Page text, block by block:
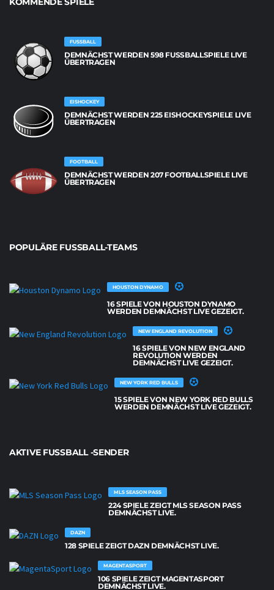
FUSSBALL
DEMNÄCHST WERDEN 598 FUSSBALLSPIELE LIVE Ü
BERTRAGEN
EISHOCKEY
DEMNÄCHST WERDEN 225 EISHOCKEYSPIELE LIVE
ÜBERTRAGEN
FOOTBALL
DEMNÄCHST WERDEN 207 FOOTBALLSPIELE LIVE
ÜBERTRAGEN
POPULÄRE FUSSBALL-TEAMS
HOUSTON DYNAMO
16 SPIELE VON HOUSTON DYNAMO
WERDEN DEMNÄCHST LIVE GEZEIGT.
NEW ENGLAND REVOLUTION
16 SPIELE VON NEW ENGLAND
REVOLUTION WERDEN
DEMNÄCHST LIVE GEZEIGT.
NEW YORK RED BULLS
15 SPIELE VON NEW YORK RED BULLS
WERDEN DEMNÄCHST LIVE GEZEIGT.
AKTIVE FUSSBALL -SENDER
MLS SEASON PASS
224 SPIELE ZEIGT MLS SEASON PASS
DEMNÄCHST LIVE.
DAZN
128 SPIELE ZEIGT DAZN DEMNÄCHST LIVE.
MAGENTASPORT
106 SPIELE ZEIGT MAGENTASPORT
DEMNÄCHST LIVE.